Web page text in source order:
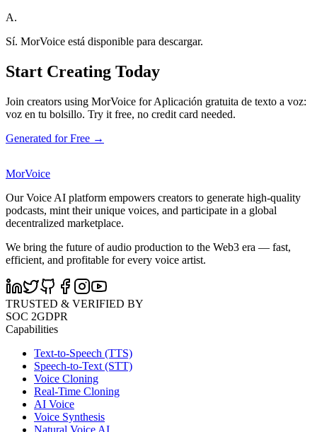
A.
Sí. MorVoice está disponible para descargar.
Start Creating Today
Join creators using MorVoice for Aplicación gratuita de texto a voz:
voz en tu bolsillo. Try it free, no credit card needed.
Generated for Free →
MorVoice
Our Voice AI platform empowers creators to generate high-quality
podcasts, mint their unique voices, and participate in a global
decentralized marketplace.
We bring the future of audio production to the Web3 era — fast,
efficient, and profitable for every voice artist.
TRUSTED & VERIFIED BY
SOC 2GDPR
Capabilities
Text-to-Speech (TTS)
Speech-to-Text (STT)
Voice Cloning
Real-Time Cloning
AI Voice
Voice Synthesis